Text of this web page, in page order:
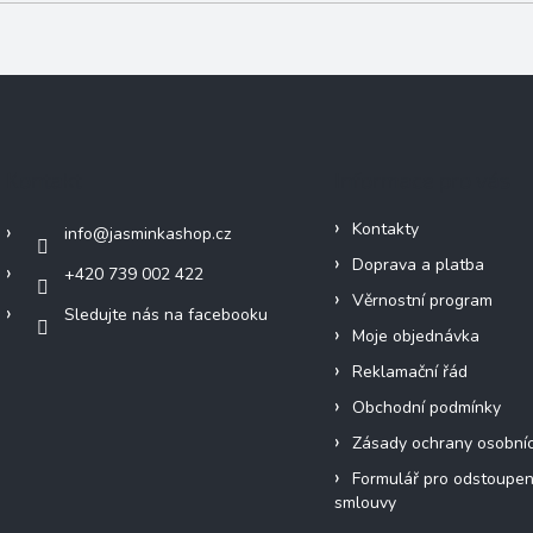
info@jasminkashop.cz
+420 739 002 422
Sledujte nás na facebooku
Kontakty
Doprava a platba
Věrnostní program
Moje objednávka
Reklamační řád
Obchodní podmínky
Zásady ochrany
Formulář pro
smlouvy